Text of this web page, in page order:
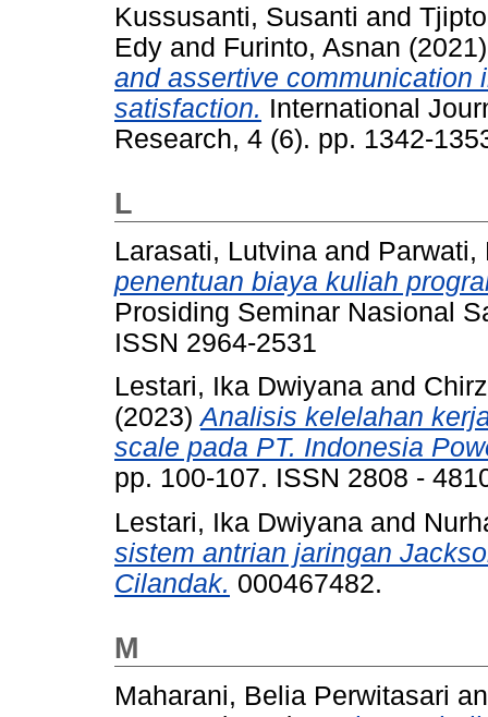
Kussusanti, Susanti and
Edy and Furinto, Asnan
and assertive communication
satisfaction. International
Research, 4 (6). pp. 1342-
L
Larasati, Lutvina and Parwati,
penentuan biaya kuliah
Prosiding Seminar Nasional
ISSN 2964-2531
Lestari, Ika Dwiyana and
(2023)Analisis kelelahan
scale pada PT. Indonesia
pp. 100-107. ISSN 2808 -
Lestari, Ika Dwiyana and
sistem antrian jaringan
Cilandak. 000467482.
M
Maharani, Belia Perwitasari